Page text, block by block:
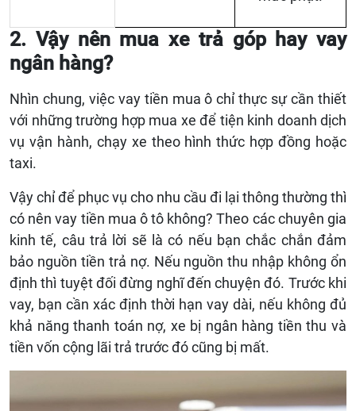
2. Vậy nên mua xe trả góp hay vay
ngân hàng?
Nhìn chung, việc vay tiền mua ô chỉ thực sự cần thiết
với những trường hợp mua xe để tiện kinh doanh dịch
vụ vận hành, chạy xe theo hình thức hợp đồng hoặc
taxi.
Vậy chỉ để phục vụ cho nhu cầu đi lại thông thường thì
có nên vay tiền mua ô tô không? Theo các chuyên gia
kinh tế, câu trả lời sẽ là có nếu bạn chắc chắn đảm
bảo nguồn tiền trả nợ. Nếu nguồn thu nhập không ổn
định thì tuyệt đối đừng nghĩ đến chuyện đó. Trước khi
vay, bạn cần xác định thời hạn vay dài, nếu không đủ
khả năng thanh toán nợ, xe bị ngân hàng tiền thu và
tiền vốn cộng lãi trả trước đó cũng bị mất.